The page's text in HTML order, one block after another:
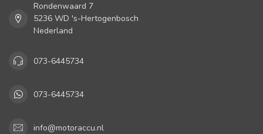
Rondenwaard 7
5236 WD 's-Hertogenbosch
Nederland
073-6445734
073-6445734
info@motoraccu.nl